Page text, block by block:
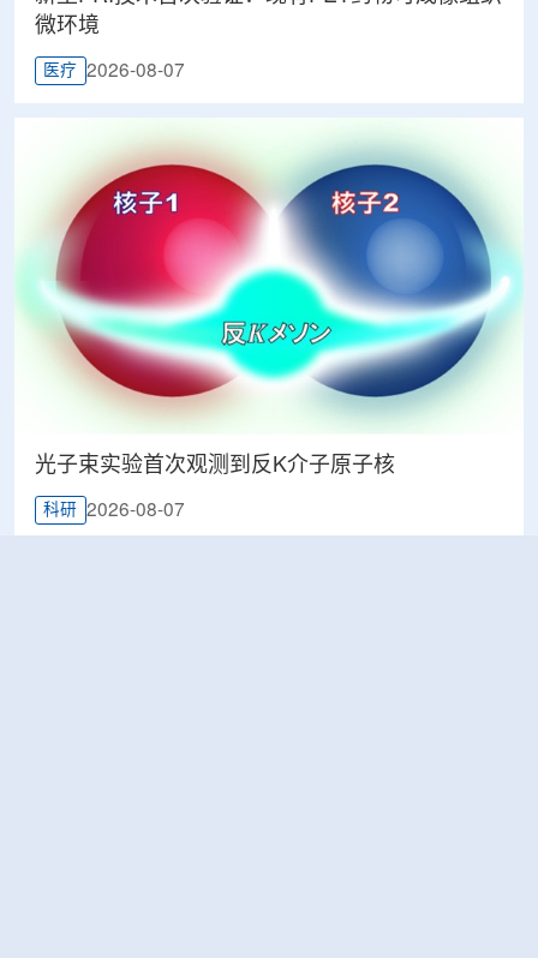
微环境
医疗 2026-08-07
光子束实验首次观测到反K介子原子核
科研 2026-08-07